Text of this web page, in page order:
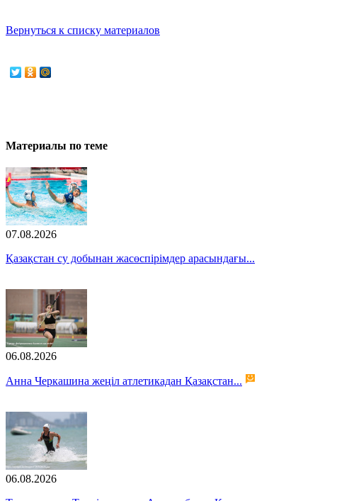
Вернуться к списку материалов
Материалы по теме
07.08.2026
Қазақстан су добынан жасөспірімдер арасындағы...
06.08.2026
Анна Черкашина жеңіл атлетикадан Қазақстан...
06.08.2026